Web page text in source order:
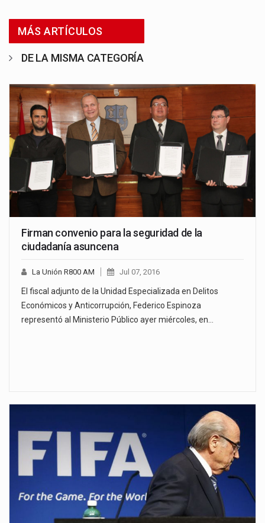
MÁS ARTÍCULOS
DE LA MISMA CATEGORÍA
Firman convenio para la seguridad de la
ciudadanía asuncena
La Unión R800 AM Jul 07, 2016
El fiscal adjunto de la Unidad Especializada en Delitos
Económicos y Anticorrupción, Federico Espinoza
representó al Ministerio Público ayer miércoles, en…